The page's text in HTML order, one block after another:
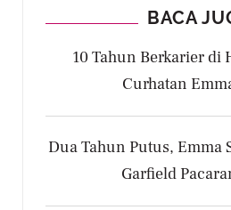
BACA
10 Tahun Berkarier di
Curhatan
Dua Tahun Putus, Emma
Garfield